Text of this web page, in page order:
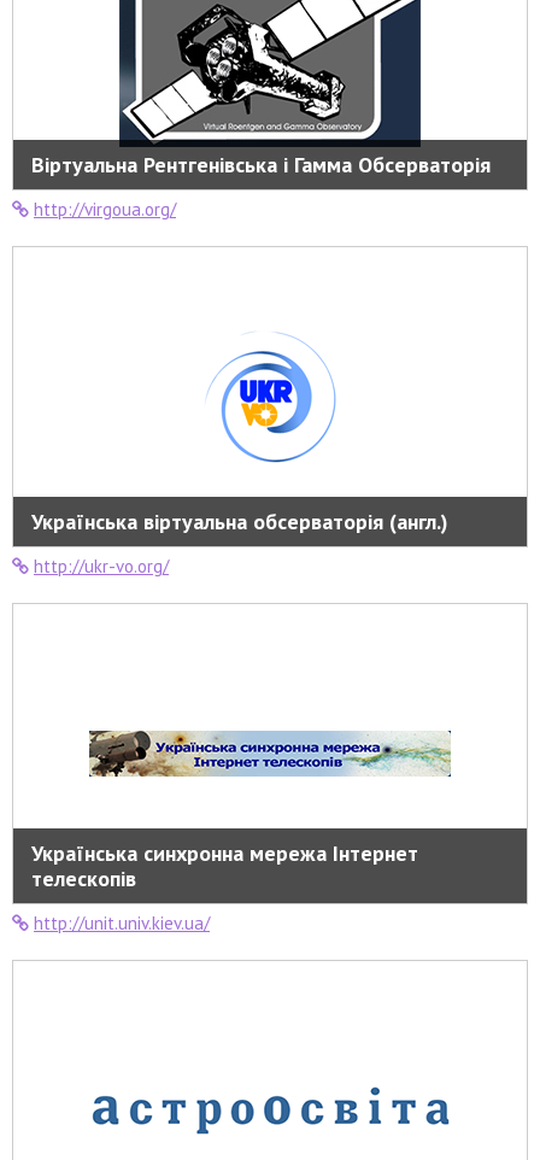
Віртуальна Рентгенівська і Гамма Обсерваторія
http://virgoua.org/
Українська віртуальна обсерваторія (англ.)
http://ukr-vo.org/
Українська синхронна мережа Інтернет
телескопів
http://unit.univ.kiev.ua/